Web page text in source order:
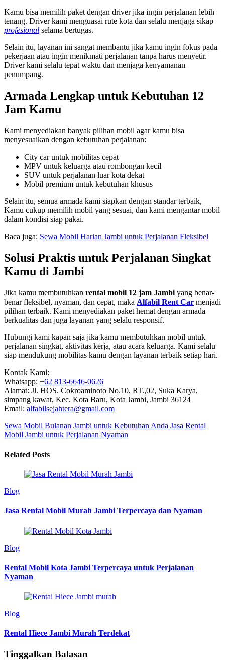
Kamu bisa memilih paket dengan driver jika ingin perjalanan lebih
tenang. Driver kami menguasai rute kota dan selalu menjaga sikap
profesional selama bertugas.
Selain itu, layanan ini sangat membantu jika kamu ingin fokus pada
pekerjaan atau ingin menikmati perjalanan tanpa harus menyetir.
Driver kami selalu tepat waktu dan menjaga kenyamanan
penumpang.
Armada Lengkap untuk Kebutuhan 12
Jam Kamu
Kami menyediakan banyak pilihan mobil agar kamu bisa
menyesuaikan dengan kebutuhan perjalanan:
City car untuk mobilitas cepat
MPV untuk keluarga atau rombongan kecil
SUV untuk perjalanan luar kota dekat
Mobil premium untuk kebutuhan khusus
Selain itu, semua armada kami siapkan dengan standar terbaik,
Kamu cukup memilih mobil yang sesuai, dan kami mengantar mobil
dalam kondisi siap pakai.
Baca juga: Sewa Mobil Harian Jambi untuk Perjalanan Fleksibel
Solusi Praktis untuk Perjalanan Singkat
Kamu di Jambi
Jika kamu membutuhkan rental mobil 12 jam Jambi yang benar-
benar fleksibel, nyaman, dan cepat, maka Alfabil Rent Car menjadi
pilihan terbaik. Kami menyediakan paket hemat dengan armada
berkualitas dan juga layanan yang selalu responsif.
Hubungi kami kapan saja jika kamu membutuhkan mobil untuk
perjalanan singkat, aktivitas kerja, atau acara keluarga. Kami selalu
siap mendukung mobilitas kamu dengan layanan terbaik setiap hari.
Kontak Kami:
Whatsapp: +62 813-6646-0626
Alamat: Jl. HOS. Cokroaminoto No.10, RT.,02, Suka Karya,
simpang kawat, Kec. Kota Baru, Kota Jambi, Jambi 36124
Email: alfabilsejahtera@gmail.com
Sewa Mobil Bulanan Jambi untuk Kebutuhan Anda Jasa Rental
Mobil Jambi untuk Perjalanan Nyaman
Related Posts
Blog
Jasa Rental Mobil Murah Jambi Terpercaya dan Nyaman
Blog
Rental Mobil Kota Jambi Terpercaya untuk Perjalanan
Nyaman
Blog
Rental Hiece Jambi Murah Terdekat
Tinggalkan Balasan